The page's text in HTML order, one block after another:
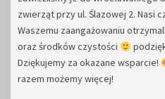
zwierząt przy ul. Ślazowej 2. Nasi
Waszemu zaangażowaniu
oraz środków czystości
Dziękujemy za okazane wsparcie!
razem możemy